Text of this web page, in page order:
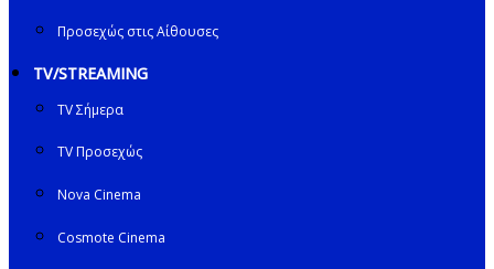
Προσεχώς στις Αίθουσες
TV/STREAMING
TV Σήμερα
TV Προσεχώς
Nova Cinema
Cosmote Cinema